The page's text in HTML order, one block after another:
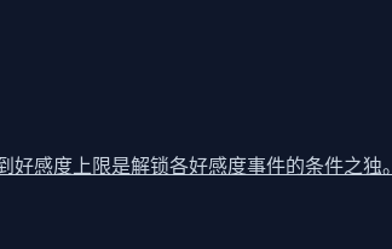
好感度上限是解锁各好感度事件的条件之独